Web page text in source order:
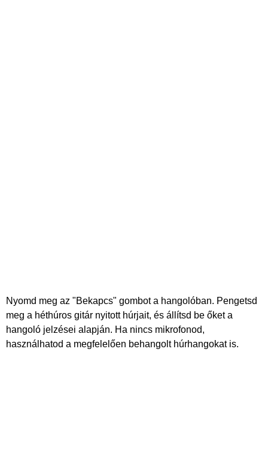
Nyomd meg az "Bekapcs" gombot a hangolóban. Pengetsd
meg a héthúros gitár nyitott húrjait, és állítsd be őket a
hangoló jelzései alapján. Ha nincs mikrofonod,
használhatod a megfelelően behangolt húrhangokat is.